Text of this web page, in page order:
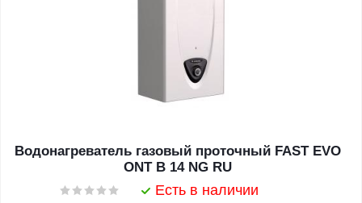
Водонагреватель газовый проточный FAST EVO
ONT B 14 NG RU
Есть в наличии